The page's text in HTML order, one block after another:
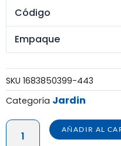
Código
Empaque
SKU 1683850399-443
Categoría Jardin
MACETA
DURA
AÑADIR AL